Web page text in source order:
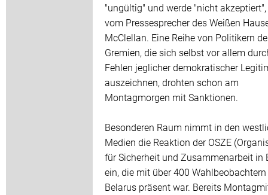
"ungültig" und werde "nicht
vom Pressesprecher des Weißen
McClellan. Eine Reihe von Politikern
Gremien, die sich selbst vor allem
Fehlen jeglicher demokratischer
auszeichnen, drohten schon am
Montagmorgen mit Sanktionen.
Besonderen Raum nimmt in den
Medien die Reaktion der OSZE
für Sicherheit und Zusammenarbeit in
ein, die mit über 400
Belarus präsent war. Bereits